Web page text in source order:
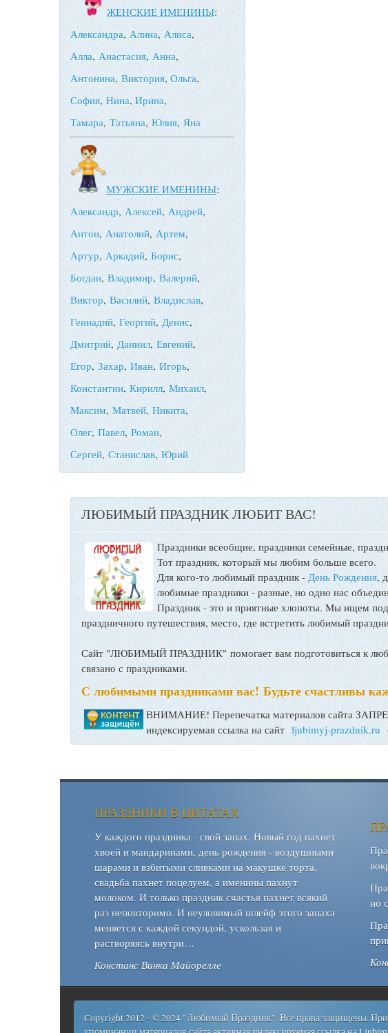
ЖЕНСКИЕ ИМЕНИНЫ:
Александра, Алина, Алиса,
Алла, Анастасия,Анна,
Антонина,Виктория,Ольга,
София, Нина, Ирина,
Тамара, Татьяна,Юлия, Яна
МУЖСКИЕ ИМЕНИНЫ:
Александр,Алексей,Андрей,
Антон, Анатолий,Артем,
Артур,Аркадий, Борис,
Богдан, Владимир,Валерий,
Виктор,Василий,Владислав,
Геннадий,Георгий, Денис,
Дмитрий,Даниил, Евгений,
Егор, Захар,Иван, Игорь,
Константин, Кирилл,Михаил,
Максим,Матвей, Никита,
Олег,Павел,Роман,
Сергей,Станислав,Юрий
ЛЮБИМЫЙ ПРАЗДНИК ЛЮБИТ ВАС!
Праздники всеобщие, праздники семейные,
Тот праздник, который мы любим больше всего.
Для кого-то любимый праздник -День Рождения,
любимые праздники - разные, но одно нас
Праздник - это и приятные хлопоты. Мы ищем
праздничного путешествия, место, где встретить любимый
Сайт "ЛЮБИМЫЙ ПРАЗДНИК" помогает вам подготовиться к
связано с праздниками.
С любимыми праздниками вас! Будьте счастливы
ВНИМАНИЕ! Перепечатка материалов сайта
индексируемая ссылка на сайт ljubimyj-prazdnik.ru
ПРАЗДНИКИ В ЦИТАТАХ
У каждого праздника - свой запах. Новый год пахнет
хвоей и мандаринами, день рождения - воздушными
шарами и взбитыми сливками на макушке торта,
свадьба пахнет поцелуем, а именины пахнут
молоком. И только праздник счастья пахнет всякий
раз неповторимо. И неуловимый шлейф этого запаха
меняется с каждой секундой, ускользая и
растворяясь внутри…
Констанс Винка Майорелле
но
Copyright 2012 - © 2024 "Любимый Праздник". Все права защищены.